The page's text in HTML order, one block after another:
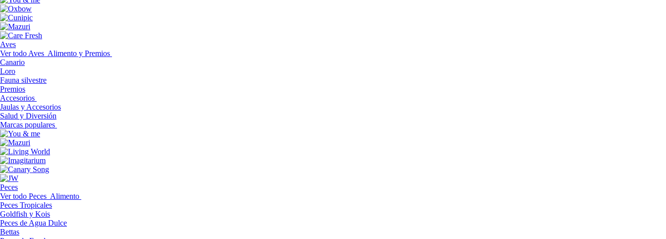
Aves
Ver todo Aves Alimento y Premios
Canario
Loro
Fauna silvestre
Premios
Accesorios
Jaulas y Accesorios
Salud y Diversión
Marcas populares
Peces
Ver todo Peces Alimento
Peces Tropicales
Goldfish y Kois
Peces de Agua Dulce
Bettas